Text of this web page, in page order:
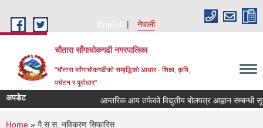
English
नेपाली
चौतारा साँगाचोकगढी नगरपालिका
"चौतारा साँगाचोकगढीको सम्बृद्धिको आधार - शिक्षा, कृषि,
पर्यटन र पूर्वाधार"
अपडेट आन्तरिक आय तर्फको विद्युतीय बोलपत्र आह्वान सम्बन्धी
Home » गै.स.स. नविकरण सिफारिस